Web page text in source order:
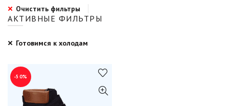
Очистить фильтры
АКТИВНЫЕ ФИЛЬТРЫ
Готовимся к холодам
-50%